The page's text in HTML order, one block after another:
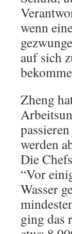
wenn
auf sich
Zheng
werden
Die
“Vor
Wasser
ging das